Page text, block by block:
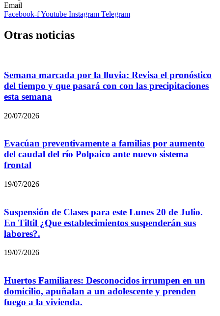
Email
Facebook-fYoutube Instagram Telegram
Otras noticias
Semana marcada por la lluvia: Revisa el pronóstico
del tiempo y que pasará con con las precipitaciones
esta semana
20/07/2026
Evacúan preventivamente a familias por aumento
del caudal del río Polpaico ante nuevo sistema
frontal
19/07/2026
Suspensión de Clases para este Lunes 20 de Julio.
En Tiltil ¿Que establecimientos suspenderán sus
labores?.
19/07/2026
Huertos Familiares: Desconocidos irrumpen en un
domicilio, apuñalan a un adolescente y prenden
fuego a la vivienda.